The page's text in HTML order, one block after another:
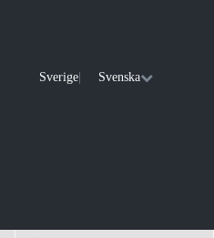
Sverige Svenska